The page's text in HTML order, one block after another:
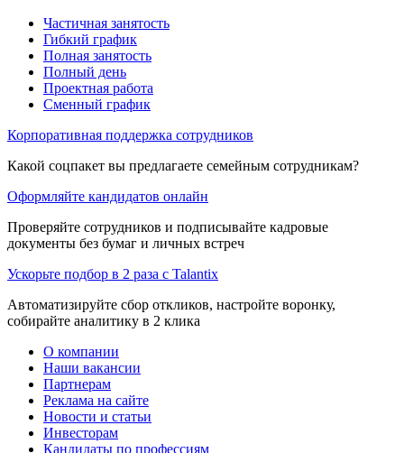
Частичная занятость
Гибкий график
Полная занятость
Полный день
Проектная работа
Сменный график
Корпоративная поддержка сотрудников
Какой соцпакет вы предлагаете семейным сотрудникам?
Оформляйте кандидатов онлайн
Проверяйте сотрудников и подписывайте кадровые
документы без бумаг и личных встреч
Ускорьте подбор в 2 раза с Talantix
Автоматизируйте сбор откликов, настройте воронку,
собирайте аналитику в 2 клика
О компании
Наши вакансии
Партнерам
Реклама на сайте
Новости и статьи
Инвесторам
Кандидаты по профессиям